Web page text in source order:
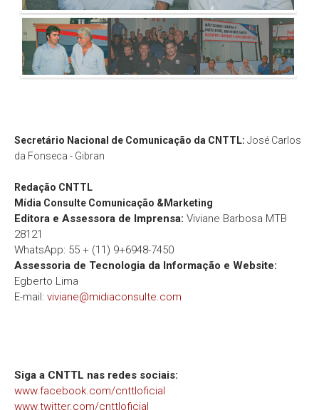
Secretário Nacional de Comunicação da CNTTL: José Carlos
da Fonseca - Gibran
Redação CNTTL
Mídia Consulte Comunicação &Marketing
Editora e Assessora de Imprensa: Viviane Barbosa MTB
28121
WhatsApp: 55 + (11) 9+6948-7450
Assessoria de Tecnologia da Informação e Website:
Egberto Lima
E-mail: viviane@midiaconsulte.com
Siga a CNTTL nas redes sociais:
www.facebook.com/cnttloficial
www.twitter.com/cnttloficial